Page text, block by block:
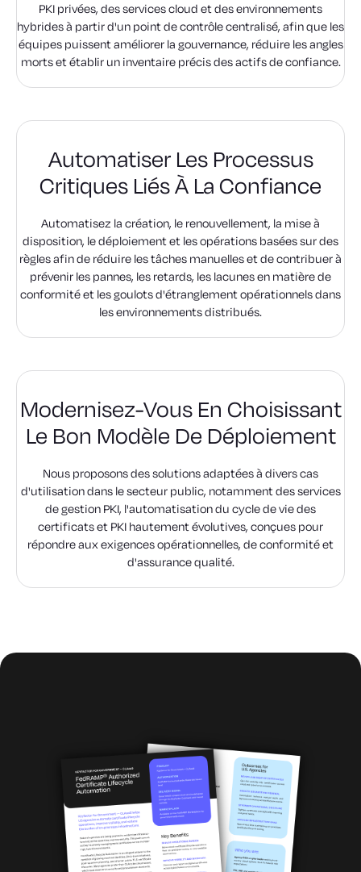
PKI privées, des services cloud et des environnements
hybrides à partir d'un point de contrôle centralisé, afin que les
équipes puissent améliorer la gouvernance, réduire les angles
morts et établir un inventaire précis des actifs de confiance.
Automatiser Les Processus
Critiques Liés À La Confiance
Automatisez la création, le renouvellement, la mise à
disposition, le déploiement et les opérations basées sur des
règles afin de réduire les tâches manuelles et de contribuer à
prévenir les pannes, les retards, les lacunes en matière de
conformité et les goulots d'étranglement opérationnels dans
les environnements distribués.
Modernisez-Vous En Choisissant
Le Bon Modèle De Déploiement
Nous proposons des solutions adaptées à divers cas
d'utilisation dans le secteur public, notamment des services
de gestion PKI, l'automatisation du cycle de vie des
certificats et PKI hautement évolutives, conçues pour
répondre aux exigences opérationnelles, de conformité et
d'assurance qualité.